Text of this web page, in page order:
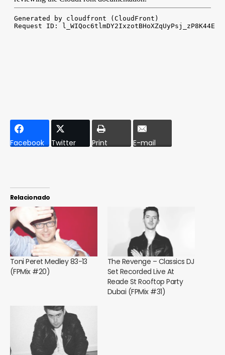
Facebook Twitter Print E-mail
Relacionado
Toni Peret Medley 83-13
(FPMix #20)
The Revenge – Classics DJ
Set Recorded Live At
Reade St Rooftop Party
Dubai (FPMix #31)